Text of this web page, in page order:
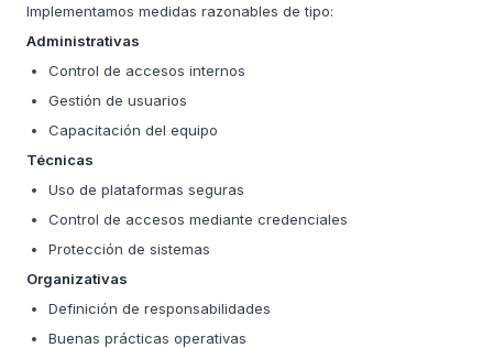
Implementamos medidas razonables de tipo:
Administrativas
Control de accesos internos
Gestión de usuarios
Capacitación del equipo
Técnicas
Uso de plataformas seguras
Control de accesos mediante credenciales
Protección de sistemas
Organizativas
Definición de responsabilidades
Buenas prácticas operativas